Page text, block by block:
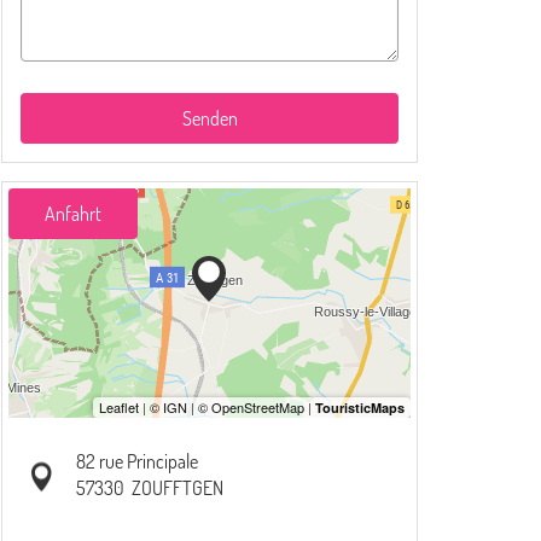
Senden
Anfahrt
82 rue Principale
57330 ZOUFFTGEN